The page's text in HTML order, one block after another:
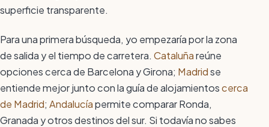
superficie transparente.
Para una primera búsqueda, yo empezaría por la zona
de salida y el tiempo de carretera. Cataluñareúne
opciones cerca de Barcelona y Girona; Madridse
entiende mejor junto con la guía de alojamientoscerca
de Madrid; Andalucíapermite comparar Ronda,
Granada y otros destinos del sur. Si todavía no sabes